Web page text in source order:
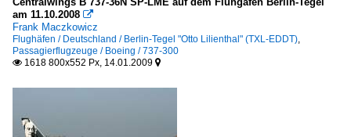
am 11.10.2008 
Frank Maczkowicz
Flughäfen / Deutschland / Berlin-Tegel "Otto Lilienthal" (TXL-EDDT),
Passagierflugzeuge / Boeing / 737-300
 1618 800x552 Px, 14.01.2009 